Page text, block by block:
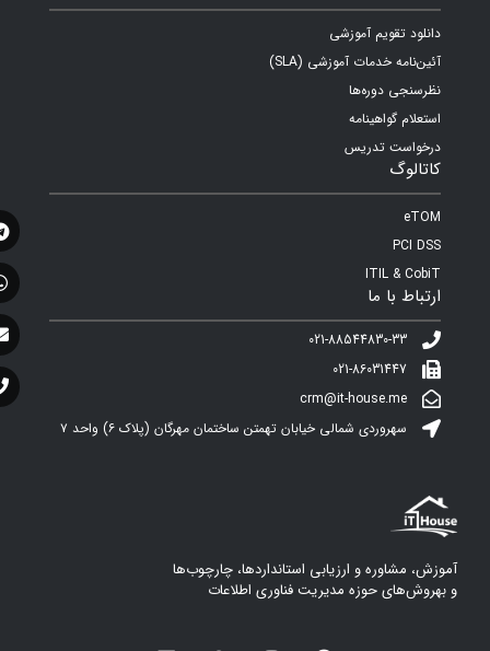
دانلود تقویم آموزشی
آئین‌نامه خدمات آموزشی (SLA)
نظرسنجی دوره‌ها
استعلام گواهینامه
درخواست تدریس
کاتالوگ
eTOM
PCI DSS
ITIL & CobiT
ارتباط با ما
021-88544830-33
021-86031447
crm@it-house.me
سهروردی شمالی خیابان تهمتن ساختمان مهرگان (پلاک ۶)‌ واحد ۷
آموزش، مشاوره و ارزیابی استانداردها، چارچوب‌ها
و بهروش‌های حوزه مدیریت فناوری اطلاعات